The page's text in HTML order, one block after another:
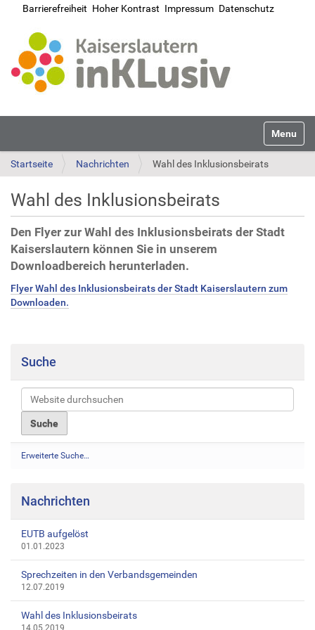
Startseite Nachrichten Wahl des Inklusionsbeirats
Wahl des Inklusionsbeirats
Den Flyer zur Wahl des Inklusionsbeirats der Stadt
Kaiserslautern können Sie in unserem
Downloadbereich herunterladen.
Flyer Wahl des Inklusionsbeirats der Stadt Kaiserslautern zum
Downloaden.
Suche
Erweiterte Suche…
Nachrichten
EUTB aufgelöst
01.01.2023
Sprechzeiten in den Verbandsgemeinden
12.07.2019
Wahl des Inklusionsbeirats
14.05.2019
Barrierefreiheit Hoher Kontrast Impressum Datenschutz